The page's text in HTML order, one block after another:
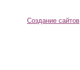
Создание сайтов